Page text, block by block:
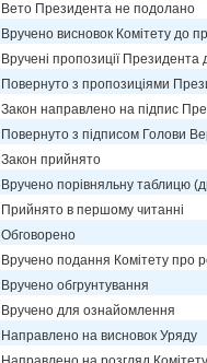
Вето Президента не подолано
Вручено висновок Комітету до
Вручені пропозиції Президента
Повернуто з пропозиціями
Закон направлено на підпис
Повернуто з підписом Голови
Закон прийнято
Вручено порівняльну таблицю
Прийнято в першому читанні
Обговорено
Вручено подання Комітету про
Вручено обгрунтування
Вручено для ознайомлення
Направлено на висновок Уряду